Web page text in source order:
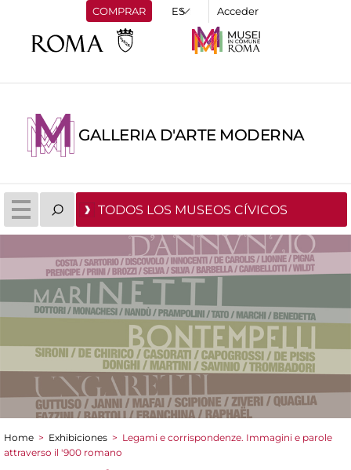
COMPRAR Acceder
GALLERIA D'ARTE MODERNA
TODOS LOS MUSEOS CÍVICOS
You are here
Home > Exhibiciones > Legami e corrispondenze. Immagini e parole
attraverso il '900 romano